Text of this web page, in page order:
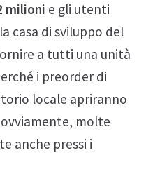
milioni e gli utenti
casa di sviluppo del
a tutti una unità
i preorder di
locale apriranno
molte
anche pressi i